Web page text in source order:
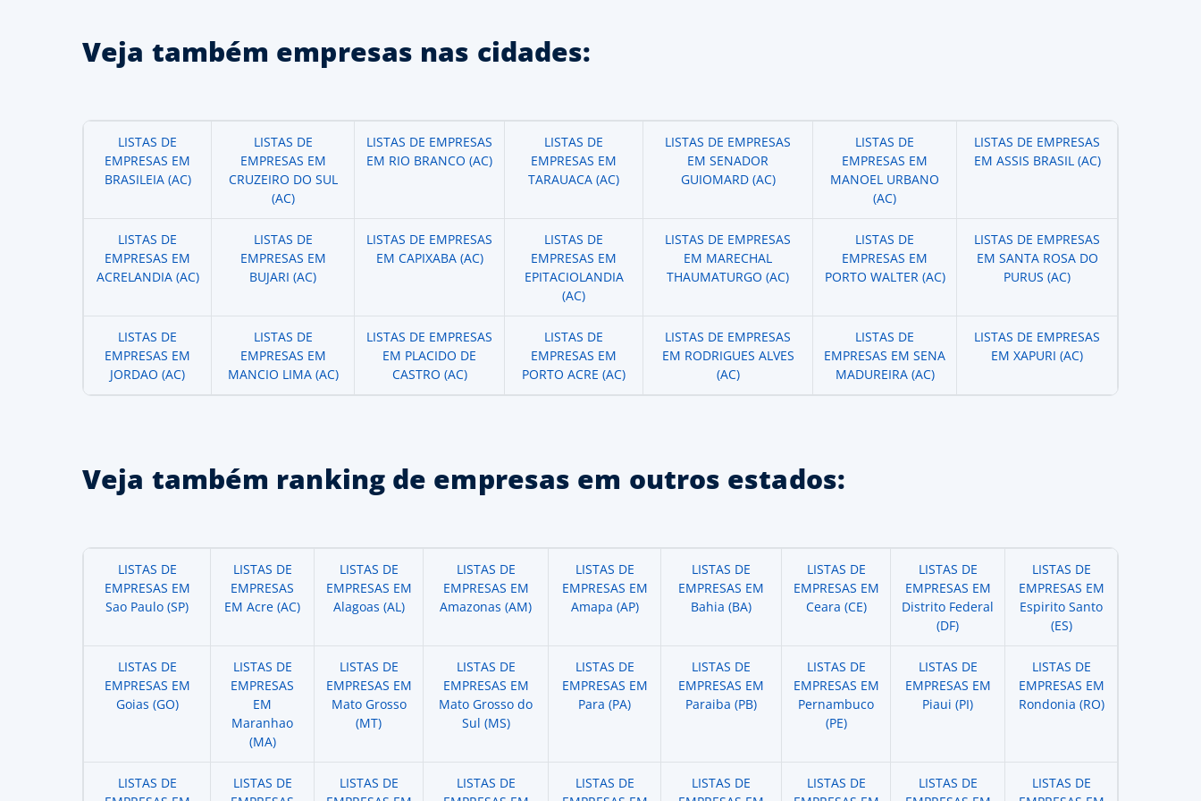
Veja também empresas nas cidades:
LISTAS DE
EMPRESAS EM
BRASILEIA (AC)
LISTAS DE
EMPRESAS EM
CRUZEIRO DO SUL
(AC)
LISTAS DE EMPRESAS
EM RIO BRANCO (AC)
LISTAS DE
EMPRESAS EM
TARAUACA (AC)
LISTAS DE EMPRESAS
EM SENADOR
GUIOMARD (AC)
LISTAS DE
EMPRESAS EM
MANOEL URBANO
(AC)
LISTAS DE EMPRESAS
EM ASSIS BRASIL (AC)
LISTAS DE
EMPRESAS EM
ACRELANDIA (AC)
LISTAS DE
EMPRESAS EM
BUJARI (AC)
LISTAS DE EMPRESAS
EM CAPIXABA (AC)
LISTAS DE
EMPRESAS EM
EPITACIOLANDIA
(AC)
LISTAS DE EMPRESAS
EM MARECHAL
THAUMATURGO (AC)
LISTAS DE
EMPRESAS EM
PORTO WALTER (AC)
LISTAS DE EMPRESAS
EM SANTA ROSA DO
PURUS (AC)
LISTAS DE
EMPRESAS EM
JORDAO (AC)
LISTAS DE
EMPRESAS EM
MANCIO LIMA (AC)
LISTAS DE EMPRESAS
EM PLACIDO DE
CASTRO (AC)
LISTAS DE
EMPRESAS EM
PORTO ACRE (AC)
LISTAS DE EMPRESAS
EM RODRIGUES ALVES
(AC)
LISTAS DE
EMPRESAS EM SENA
MADUREIRA (AC)
LISTAS DE EMPRESAS
EM XAPURI (AC)
Veja também ranking de empresas em outros estados:
LISTAS DE
EMPRESAS EM
Sao Paulo (SP)
LISTAS DE
EMPRESAS
EM Acre (AC)
LISTAS DE
EMPRESAS EM
Alagoas (AL)
LISTAS DE
EMPRESAS EM
Amazonas (AM)
LISTAS DE
EMPRESAS EM
Amapa (AP)
LISTAS DE
EMPRESAS EM
Bahia (BA)
LISTAS DE
EMPRESAS EM
Ceara (CE)
LISTAS DE
EMPRESAS EM
Distrito Federal
(DF)
LISTAS DE
EMPRESAS EM
Espirito Santo
(ES)
LISTAS DE
EMPRESAS EM
Goias (GO)
LISTAS DE
EMPRESAS
EM
Maranhao
(MA)
LISTAS DE
EMPRESAS EM
Mato Grosso
(MT)
LISTAS DE
EMPRESAS EM
Mato Grosso do
Sul (MS)
LISTAS DE
EMPRESAS EM
Para (PA)
LISTAS DE
EMPRESAS EM
Paraiba (PB)
LISTAS DE
EMPRESAS EM
Pernambuco
(PE)
LISTAS DE
EMPRESAS EM
Piaui (PI)
LISTAS DE
EMPRESAS EM
Rondonia (RO)
LISTAS DE
LISTAS DE
LISTAS DE
LISTAS DE
LISTAS DE
LISTAS DE
LISTAS DE
LISTAS DE
LISTAS DE